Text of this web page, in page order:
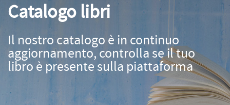
Catalogo libri
Il nostro catalogo è in continuo
aggiornamento, controlla se il tuo
libro è presente sulla piattaforma